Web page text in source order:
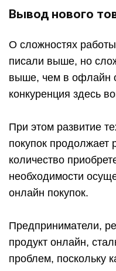
Вывод нового
О сложностях
писали выше, но
выше, чем в офлайн
конкуренция здесь
При этом развитие
покупок продолжает
количество
необходимости
онлайн покупок.
Предприниматели,
продукт онлайн,
проблем, поскольку